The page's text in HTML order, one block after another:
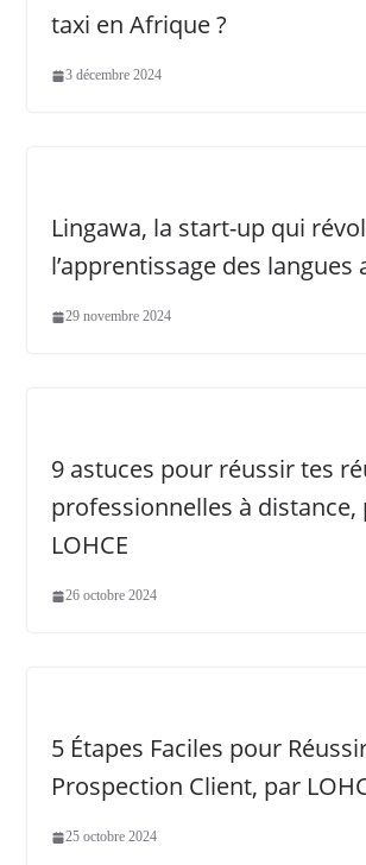
taxi en Afrique ?
3 décembre 2024
Lingawa, la start-up qui
l’apprentissage des langues
29 novembre 2024
9 astuces pour réussir tes
professionnelles à distance,
LOHCE
26 octobre 2024
5 Étapes Faciles pour
Prospection Client, par
25 octobre 2024